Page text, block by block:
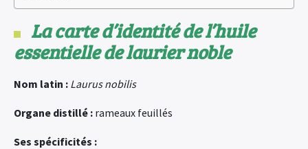
La carte d’identité de l’huile
essentielle de laurier noble
Nom latin : Laurus nobilis
Organe distillé : rameaux feuillés
Ses spécificités :